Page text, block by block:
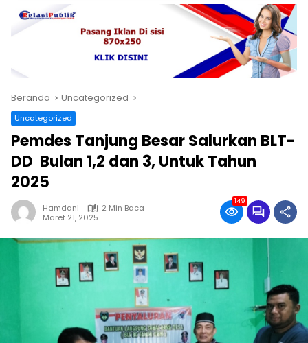
Beranda Uncategorized
Uncategorized
Pemdes Tanjung Besar Salurkan BLT-
DD Bulan 1,2 dan 3, Untuk Tahun
2025
Hamdani
2 Min Baca
Maret 21, 2025
149